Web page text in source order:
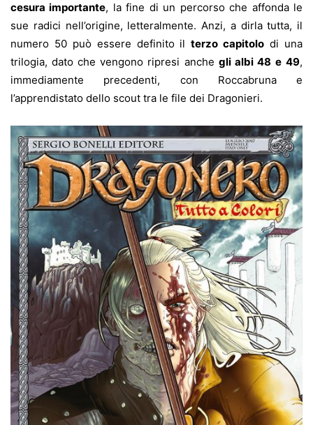
cesura importante, la fine di un percorso che affonda le
sue radici nell’origine, letteralmente. Anzi, a dirla tutta, il
numero 50 può essere definito ilterzo capitolo di una
trilogia, dato che vengono ripresi anche gli albi 48 e 49,
immediamente precedenti, con Roccabruna e
l’apprendistato dello scout tra le file dei Dragonieri.